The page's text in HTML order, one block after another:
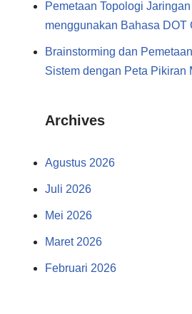
Pemetaan Topologi
menggunakan Bahasa DOT
Brainstorming dan
Sistem dengan Peta Pikiran
Archives
Agustus 2026
Juli 2026
Mei 2026
Maret 2026
Februari 2026